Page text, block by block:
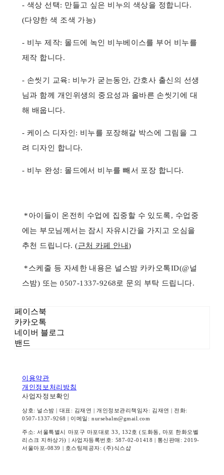
- 색상 선택: 만들고 싶은 비누의 색상을 정합니다.
(다양한 색 조색 가능)
- 비누 제작: 몰드에 녹인 비누베이스를 부어 비누를
제작 합니다.
- 손씻기 교육: 비누가 굳는동안, 간호사 출신의 선생
님과 함께 개인위생의 중요성과 올바른 손씻기에 대
해 배웁니다.
- 케이스 디자인: 비누를 포장해갈 박스에 그림을 그
려 디자인 합니다.
- 비누 완성: 몰드에서 비누를 빼서 포장 합니다.
*아이들이 온전히 수업에 집중할 수 있도록, 수업중
에는 부모님께서는 잠시 자유시간을 가지고 오심을
추천 드립니다. (근처 카페 안내)
*스케줄 등 자세한 내용은 널스밤 카카오톡ID(@널
스밤) 또는 0507-1337-9268로 문의 부탁 드립니다.
페이스북
카카오톡
네이버 블로그
밴드
이용약관
개인정보처리방침
사업자정보확인
상호: 널스밤 | 대표: 김재연 | 개인정보관리책임자: 김재연 | 전화:
0507-1337-9268 | 이메일: nursebalm@gmail.com
주소: 서울특별시 마포구 마포대로 33, 132호 (도화동, 마포 한화오벨
리스크 지하상가) | 사업자등록번호: 587-02-01418 | 통신판매:2019-
서울마포-0839
| 호스팅제공자: (주)식스샵